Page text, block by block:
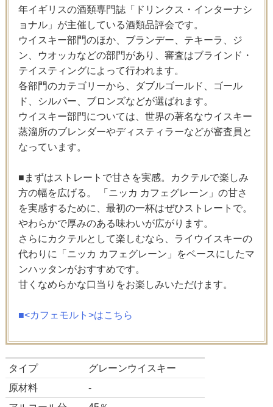
年イギリスの酒類専門誌「ドリンクス・インターナシ
ョナル」が主催している酒類品評会です。
ウイスキー部門のほか、ブランデー、テキーラ、ジ
ン、ウオッカなどの部門があり、審査はブラインド・
テイスティングによって行われます。
各部門のカテゴリーから、ダブルゴールド、ゴール
ド、シルバー、ブロンズなどが選ばれます。
ウイスキー部門については、世界の著名なウイスキー
蒸溜所のブレンダーやディスティラーなどが審査員と
なっています。
■まずはストレートで甘さを実感。カクテルで楽しみ
方の幅を広げる。 「ニッカ カフェグレーン」の甘さ
を実感するために、最初の一杯はぜひストレートで。
やわらかで厚みのある味わいが広がります。
さらにカクテルとして楽しむなら、ライウイスキーの
代わりに「ニッカ カフェグレーン」をベースにしたマ
ンハッタンがおすすめです。
甘くなめらかな口当りをお楽しみいただけます。
■<カフェモルト>はこちら
タイプ
グレーンウイスキー
原材料
-